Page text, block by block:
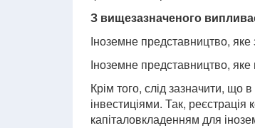
З вищезазначеного
Іноземне представництво, яке
Іноземне представництво, яке
Крім того, слід зазначити, що
інвестиціями. Так,
капіталовкладенням для